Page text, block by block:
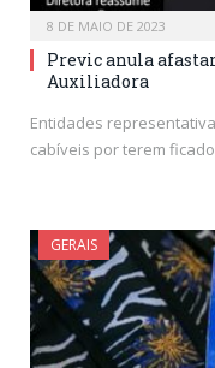
8 DE MAIO DE 2023
Previc anula
Auxiliadora
Entidades
cabíveis por terem
GERAIS